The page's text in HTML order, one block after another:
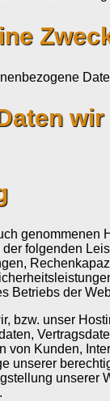
genommenen
folgenden
Betriebs der
bzw. unser
von Kunden,
unserer
unserer